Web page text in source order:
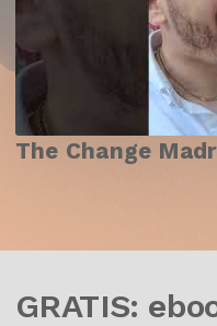
The Change
GRATIS: